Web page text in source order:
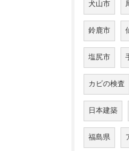
犬山市
鈴鹿市
塩尻市
カビの検査
日本建築
福島県